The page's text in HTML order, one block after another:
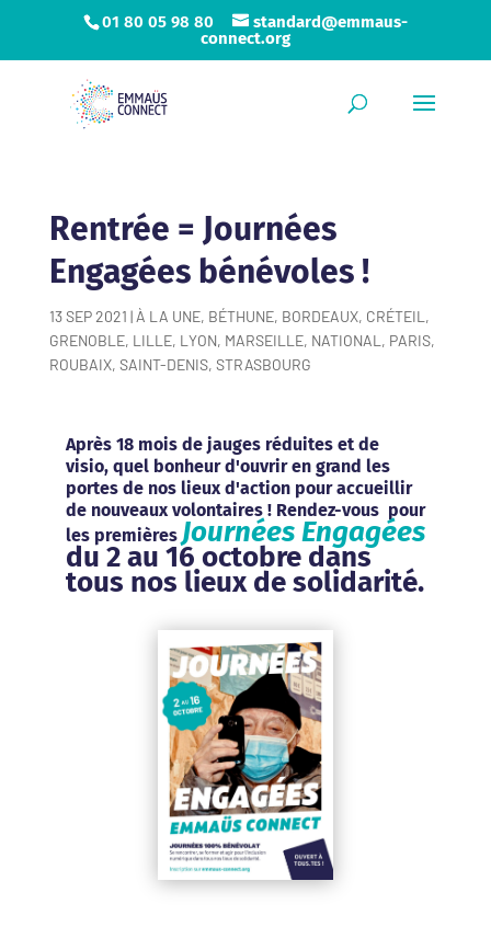
01 80 05 98 80
standard@emmaus-
connect.org
Rentrée = Journées
Engagées bénévoles !
13 SEP 2021 | À LA UNE, BÉTHUNE, BORDEAUX, CRÉTEIL ,
GRENOBLE, LILLE, LYON, MARSEILLE, NATIONAL , PARIS,
ROUBAIX, SAINT-DENIS, STRASBOURG
Après 18 mois de jauges réduites et de
visio, quel bonheur d'ouvrir en grand les
portes de nos lieux d'action pour accueillir
de nouveaux volontaires ! Rendez-vous pour
les premières Journées Engagées
du 2 au 16 octobre dans
tous nos lieux de solidarité.